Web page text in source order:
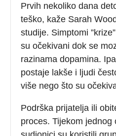
Prvih nekoliko dana
teško, kaže Sarah
studije. Simptomi
su očekivani dok se
razinama dopamina.
postaje lakše i ljudi
više nego što su
Podrška prijatelja ili
proces. Tijekom jednog